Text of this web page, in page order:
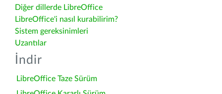
Diğer dillerde LibreOffice
LibreOffice'i nasıl kurabilirim?
Sistem gereksinimleri
Uzantılar
İndir
LibreOffice Taze Sürüm